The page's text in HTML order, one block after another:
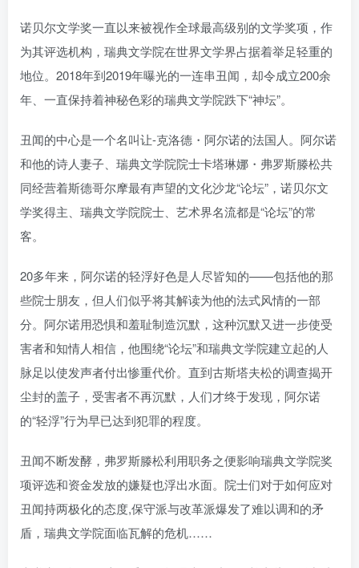
诺贝尔文学奖一直以来被视作全球最高级别的文学奖项，作
为其评选机构，瑞典文学院在世界文学界占据着举足轻重的
地位。2018年到2019年曝光的一连串丑闻，却令成立200余
年、一直保持着神秘色彩的瑞典文学院跌下“神坛”。
丑闻的中心是一个名叫让-克洛德・阿尔诺的法国人。阿尔诺
和他的诗人妻子、瑞典文学院院士卡塔琳娜・弗罗斯滕松共
同经营着斯德哥尔摩最有声望的文化沙龙“论坛”，诺贝尔文
学奖得主、瑞典文学院院士、艺术界名流都是“论坛”的常
客。
20多年来，阿尔诺的轻浮好色是人尽皆知的——包括他的那
些院士朋友，但人们似乎将其解读为他的法式风情的一部
分。阿尔诺用恐惧和羞耻制造沉默，这种沉默又进一步使受
害者和知情人相信，他围绕“论坛”和瑞典文学院建立起的人
脉足以使发声者付出惨重代价。直到古斯塔夫松的调查揭开
尘封的盖子，受害者不再沉默，人们才终于发现，阿尔诺
的“轻浮”行为早已达到犯罪的程度。
丑闻不断发酵，弗罗斯滕松利用职务之便影响瑞典文学院奖
项评选和资金发放的嫌疑也浮出水面。院士们对于如何应对
丑闻持两极化的态度,保守派与改革派爆发了难以调和的矛
盾，瑞典文学院面临瓦解的危机……